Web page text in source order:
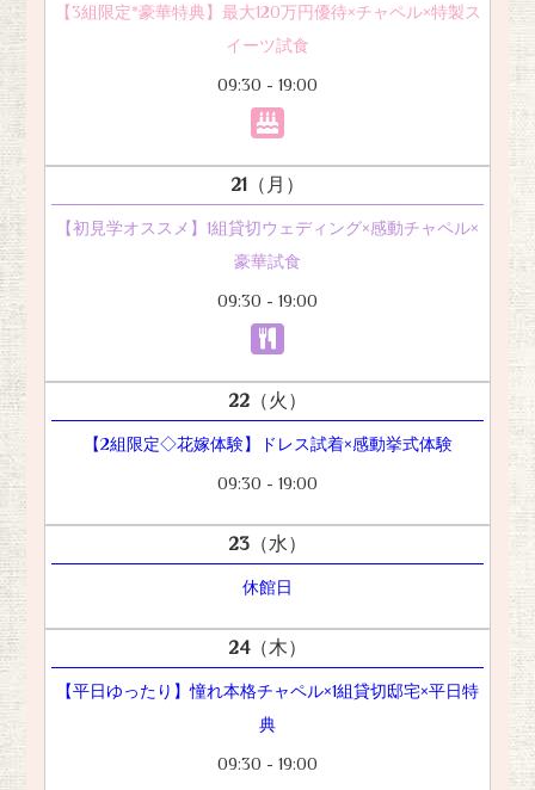
【3組限定*豪華特典】最大120万円優待×チャペル×特製ス
イーツ試食
09:30 - 19:00
21 （月）
【初見学オススメ】1組貸切ウェディング×感動チャペル×
豪華試食
09:30 - 19:00
22 （火）
【2組限定◇花嫁体験】ドレス試着×感動挙式体験
09:30 - 19:00
23 （水）
休館日
24（木）
【平日ゆったり】憧れ本格チャペル×1組貸切邸宅×平日特
典
09:30 - 19:00